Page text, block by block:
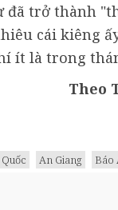
trở thành
cái kiêng
ít là trong
Theo
An Giang Báo